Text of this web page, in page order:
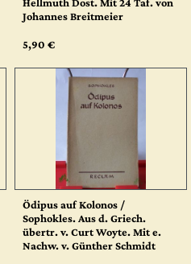
Johannes Breitmeier
5,90 €
Ödipus auf Kolonos /
Sophokles. Aus d. Griech.
übertr. v. Curt Woyte. Mit e.
Nachw. v. Günther Schmidt